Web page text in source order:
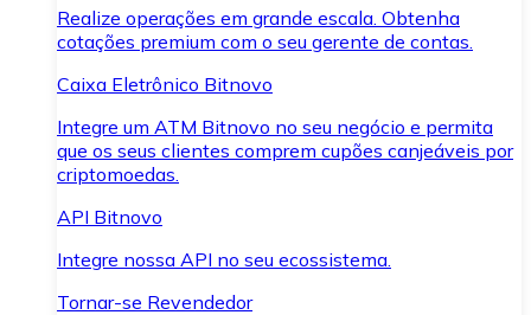
Realize operações em grande escala. Obtenha
cotações premium com o seu gerente de contas.
Caixa Eletrônico Bitnovo
Integre um ATM Bitnovo no seu negócio e permita
que os seus clientes comprem cupões canjeáveis por
criptomoedas.
API Bitnovo
Integre nossa API no seu ecossistema.
Tornar-se Revendedor